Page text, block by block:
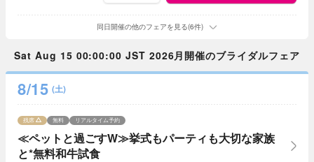
同日開催の他のフェアを見る(6件)
Sat Aug 15 00:00:00 JST 2026月開催のブライダルフェア
8/15 (土)
≪ペットと過ごすW≫挙式もパーティも大切な家族
と*無料和牛試食
残席 無料 リアルタイム予約